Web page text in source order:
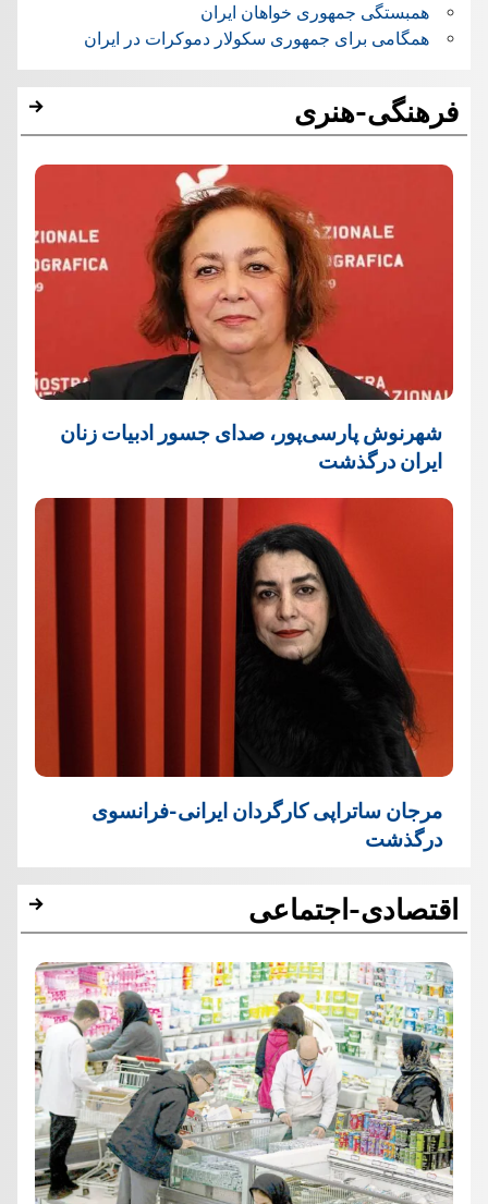
همبستگی جمهوری خواهان ایران
همگامی برای جمهوری سکولار دموکرات در ایران
فرهنگی-هنری
شهرنوش پارسی‌پور، صدای جسور ادبیات زنان
ایران درگذشت
مرجان ساتراپی کارگردان ایرانی-فرانسوی
درگذشت
اقتصادی-اجتماعی